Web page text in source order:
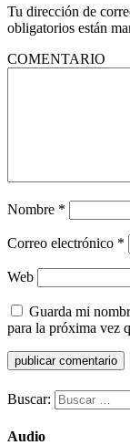
Tu dirección de
obligatorios están
COMENTARIO
Nombre *
Correo electrónico *
Web
Guarda mi
para la próxima vez
Buscar:
Audio